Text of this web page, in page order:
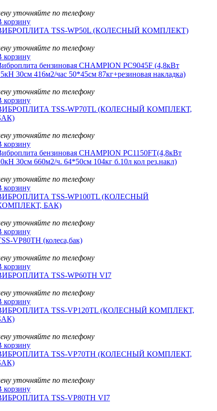
уточняйте по телефону
корзину
TSS-WP50L (КОЛЕСНЫЙ КОМПЛЕКТ)
уточняйте по телефону
корзину
бензиновая CHAMPION PC9045F (4,8кВт
30см 416м2/час 50*45см 87кг+резиновая накладка)
уточняйте по телефону
корзину
TSS-WP70TL (КОЛЕСНЫЙ КОМПЛЕКТ,
уточняйте по телефону
корзину
бензиновая CHAMPION PC1150FT(4,8кВт
30см 660м2/ч. 64*50см 104кг б.10л кол рез.накл)
уточняйте по телефону
корзину
TSS-WP100TL (КОЛЕСНЫЙ
БАК)
уточняйте по телефону
корзину
VP80TH (колеса,бак)
уточняйте по телефону
корзину
TSS-WP60TH VI7
уточняйте по телефону
корзину
TSS-VP120TL (КОЛЕСНЫЙ КОМПЛЕКТ,
уточняйте по телефону
корзину
TSS-VP70TH (КОЛЕСНЫЙ КОМПЛЕКТ,
уточняйте по телефону
корзину
TSS-VP80TH VI7